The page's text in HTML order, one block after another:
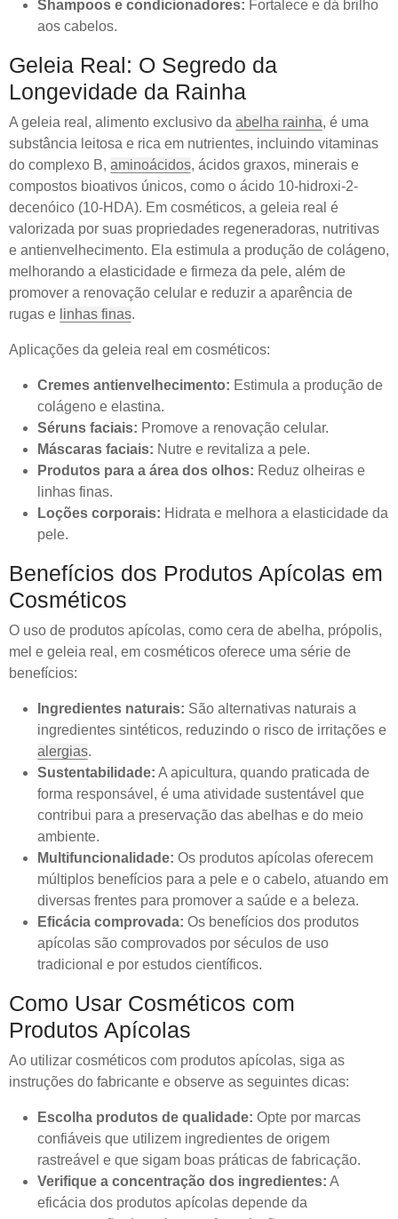
Shampoos e condicionadores: Fortalece e dá brilho
aos cabelos.
Geleia Real: O Segredo da
Longevidade da Rainha
A geleia real, alimento exclusivo da abelha rainha, é uma
substância leitosa e rica em nutrientes, incluindo vitaminas
do complexo B, aminoácidos, ácidos graxos, minerais e
compostos bioativos únicos, como o ácido 10-hidroxi-2-
decenóico (10-HDA). Em cosméticos, a geleia real é
valorizada por suas propriedades regeneradoras, nutritivas
e antienvelhecimento. Ela estimula a produção de colágeno,
melhorando a elasticidade e firmeza da pele, além de
promover a renovação celular e reduzir a aparência de
rugas e linhas finas.
Aplicações da geleia real em cosméticos:
Cremes antienvelhecimento: Estimula a produção de
colágeno e elastina.
Séruns faciais: Promove a renovação celular.
Máscaras faciais: Nutre e revitaliza a pele.
Produtos para a área dos olhos: Reduz olheiras e
linhas finas.
Loções corporais: Hidrata e melhora a elasticidade da
pele.
Benefícios dos Produtos Apícolas em
Cosméticos
O uso de produtos apícolas, como cera de abelha, própolis,
mel e geleia real, em cosméticos oferece uma série de
benefícios:
Ingredientes naturais: São alternativas naturais a
ingredientes sintéticos, reduzindo o risco de irritações e
alergias.
Sustentabilidade: A apicultura, quando praticada de
forma responsável, é uma atividade sustentável que
contribui para a preservação das abelhas e do meio
ambiente.
Multifuncionalidade: Os produtos apícolas oferecem
múltiplos benefícios para a pele e o cabelo, atuando em
diversas frentes para promover a saúde e a beleza.
Eficácia comprovada: Os benefícios dos produtos
apícolas são comprovados por séculos de uso
tradicional e por estudos científicos.
Como Usar Cosméticos com
Produtos Apícolas
Ao utilizar cosméticos com produtos apícolas, siga as
instruções do fabricante e observe as seguintes dicas:
Escolha produtos de qualidade: Opte por marcas
confiáveis que utilizem ingredientes de origem
rastreável e que sigam boas práticas de fabricação.
Verifique a concentração dos ingredientes: A
eficácia dos produtos apícolas depende da